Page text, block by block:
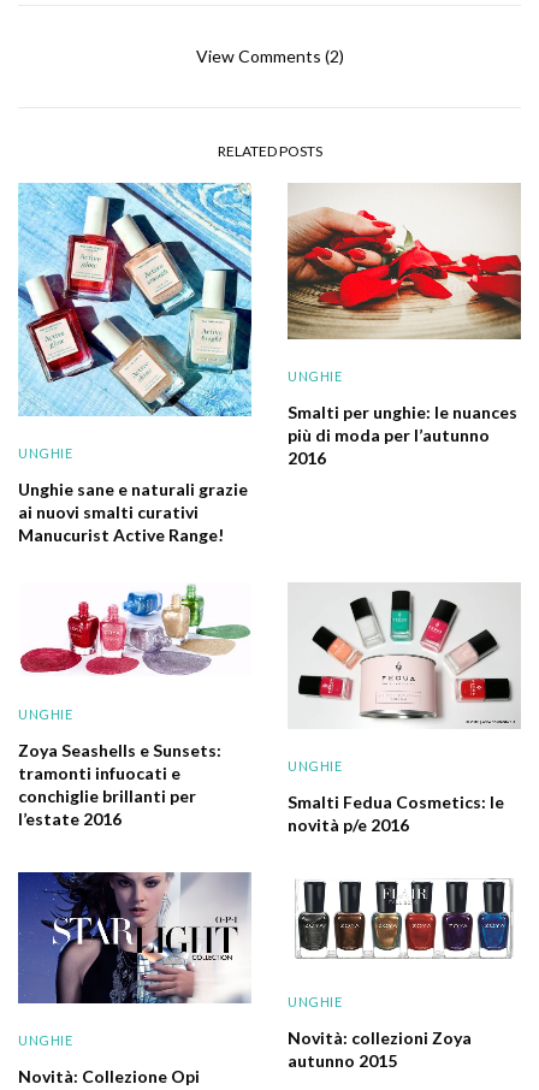
View Comments (2)
RELATED POSTS
UNGHIE
Unghie sane e naturali grazie
ai nuovi smalti curativi
Manucurist Active Range!
UNGHIE
Smalti per unghie: le nuances
più di moda per l’autunno
2016
UNGHIE
Zoya Seashells e Sunsets:
tramonti infuocati e
conchiglie brillanti per
l’estate 2016
UNGHIE
Smalti Fedua Cosmetics: le
novità p/e 2016
UNGHIE
Novità: Collezione Opi
UNGHIE
Novità: collezioni Zoya
autunno 2015